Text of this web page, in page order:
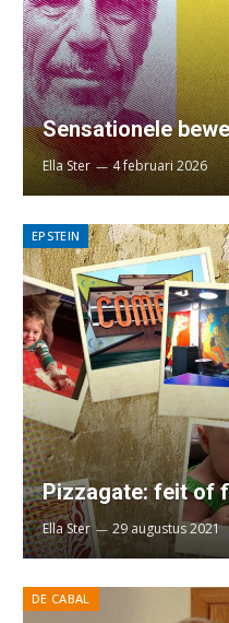
Sensationele
Ella Ster 4 februari 2026
EPSTEIN
Pizzagate: feit of
Ella Ster 29 augustus 2021
DE CABAL